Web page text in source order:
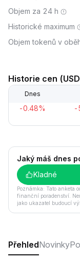
Objem za 24 h
Historické maximum
Objem tokenů v
Historie cen
Dnes
-0.48% -
Jaký máš dnes
Kladné
Poznámka: Tato anketa
finanční poradenství.
jako ukazatel budoucí
PřehledNovinky